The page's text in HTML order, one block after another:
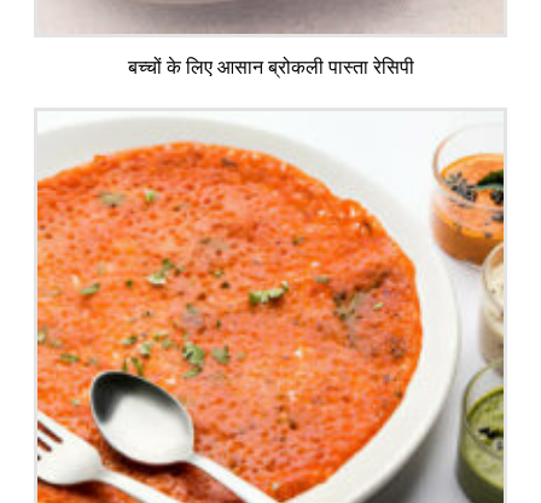
बच्चों के लिए आसान ब्रोकली पास्ता रेसिपी